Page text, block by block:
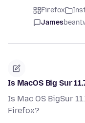
Firefox
James
Is MacOS Big Sur
Is Mac OS BigSur
Firefox?